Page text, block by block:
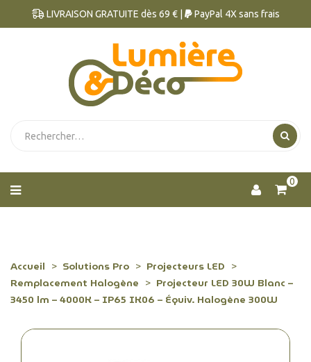
LIVRAISON GRATUITE dès 69 € | PayPal 4X sans frais
0
Accueil Solutions Pro
Projecteurs LED
Remplacement Halogène
Projecteur LED 30W Blanc –
3450 lm – 4000K – IP65 IK06 – Équiv. Halogène 300W